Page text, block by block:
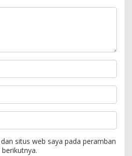
situs web saya pada peramban